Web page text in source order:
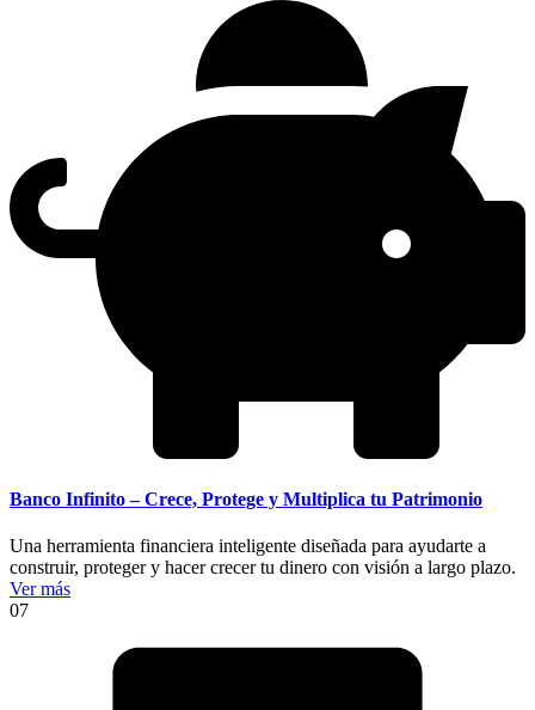
Banco Infinito – Crece, Protege y Multiplica tu Patrimonio
Una herramienta financiera inteligente diseñada para ayudarte a
construir, proteger y hacer crecer tu dinero con visión a largo plazo.
Ver más
07